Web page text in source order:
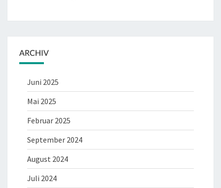
ARCHIV
Juni 2025
Mai 2025
Februar 2025
September 2024
August 2024
Juli 2024